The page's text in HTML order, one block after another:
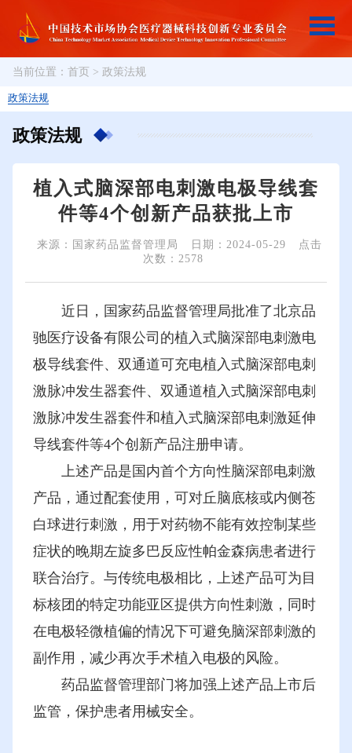
当前位置： 首页 > 政策法规
政策法规
政策法规
植入式脑深部电刺激电极导线套
件等4个创新产品获批上市
来源：国家药品监督管理局 日期：2024-05-29
点击
次数：2578
近日，国家药品监督管理局批准了北京品
驰医疗设备有限公司的植入式脑深部电刺激电
极导线套件、双通道可充电植入式脑深部电刺
激脉冲发生器套件、双通道植入式脑深部电刺
激脉冲发生器套件和植入式脑深部电刺激延伸
导线套件等4个创新产品注册申请。
上述产品是国内首个方向性脑深部电刺激
产品，通过配套使用，可对丘脑底核或内侧苍
白球进行刺激，用于对药物不能有效控制某些
症状的晚期左旋多巴反应性帕金森病患者进行
联合治疗。与传统电极相比，上述产品可为目
标核团的特定功能亚区提供方向性刺激，同时
在电极轻微植偏的情况下可避免脑深部刺激的
副作用，减少再次手术植入电极的风险。
药品监督管理部门将加强上述产品上市后
监管，保护患者用械安全。